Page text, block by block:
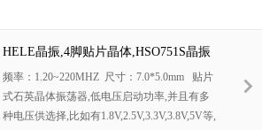
Express的SDH / SONET发射基站等领域.符合
RoHS/无铅.
HELE晶振,4脚贴片晶体,HSO751S晶振
频率：1.20~220MHZ 尺寸：7.0*5.0mm 贴片
式石英晶体振荡器,低电压启动功率,并且有多
种电压供选择,比如有1.8V,2.5V,3.3V,3.8V,5V等,